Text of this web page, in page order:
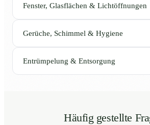
Fenster, Glasflächen & Lichtöffnungen
Gerüche, Schimmel & Hygiene
Entrümpelung & Entsorgung
Häufig gestellte